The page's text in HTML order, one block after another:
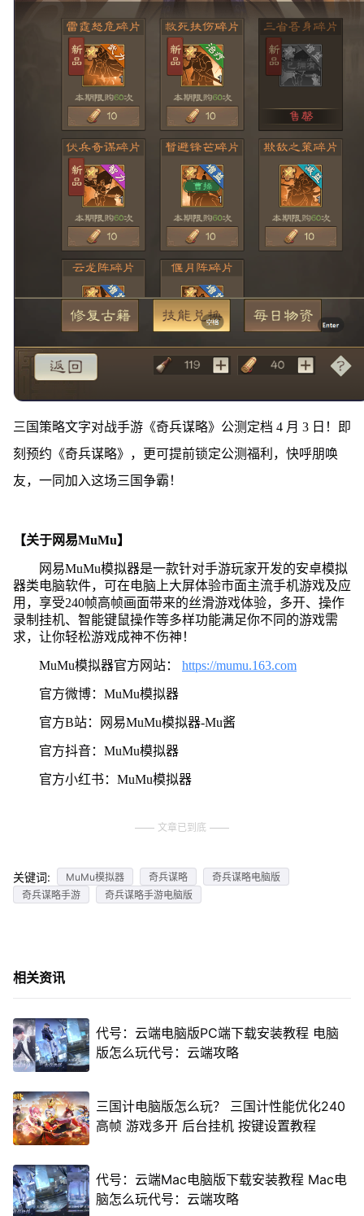
三国策略文字对战手游《奇兵谋略》公测定档 4 月 3 日！即
刻预约《奇兵谋略》，更可提前锁定公测福利，快呼朋唤
友，一同加入这场三国争霸！
【关于网易MuMu】
网易MuMu模拟器是一款针对手游玩家开发的安卓模拟
器类电脑软件，可在电脑上大屏体验市面主流手机游戏及应
用，享受240帧高帧画面带来的丝滑游戏体验，多开、操作
录制挂机、智能键鼠操作等多样功能满足你不同的游戏需
求，让你轻松游戏成神不伤神！
MuMu模拟器官方网站： https://mumu.163.com
官方微博：MuMu模拟器
官方B站：网易MuMu模拟器-Mu酱
官方抖音：MuMu模拟器
官方小红书：MuMu模拟器
文章已到底
关键词: MuMu模拟器 奇兵谋略
奇兵谋略电脑版
奇兵谋略手游
奇兵谋略手游电脑版
相关资讯
代号：云端电脑版PC端下载安装教程 电脑
版怎么玩代号：云端攻略
三国计电脑版怎么玩？ 三国计性能优化240
高帧 游戏多开 后台挂机 按键设置教程
代号：云端Mac电脑版下载安装教程 Mac电
脑怎么玩代号：云端攻略